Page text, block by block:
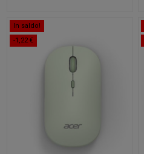
In saldo!
-1,22 €